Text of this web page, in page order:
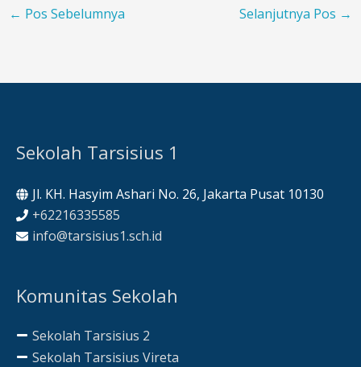
← Pos Sebelumnya Selanjutnya Pos →
Sekolah Tarsisius 1
Jl. KH. Hasyim Ashari No. 26, Jakarta Pusat 10130
+62216335585
info@tarsisius1.sch.id
Komunitas Sekolah
Sekolah Tarsisius 2
Sekolah Tarsisius Vireta